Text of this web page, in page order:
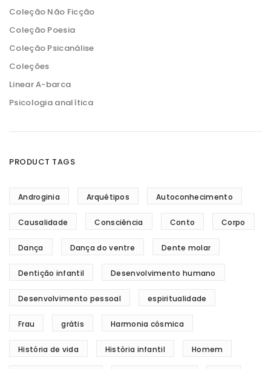
Coleção Não Ficção
Coleção Poesia
Coleção Psicanálise
Coleções
Linear A-barca
Psicologia analítica
PRODUCT TAGS
Androginia Arquétipos Autoconhecimento
Causalidade Consciência Conto Corpo
Dança Dança do ventre Dente molar
Dentição infantil Desenvolvimento humano
Desenvolvimento pessoal espiritualidade
Frau grátis Harmonia cósmica
História de vida História infantil Homem